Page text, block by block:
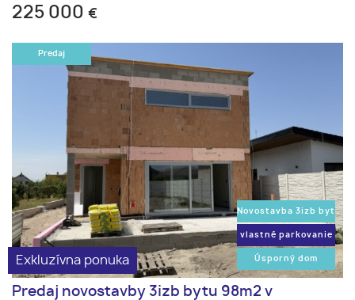
225 000 €
Exkluzívna ponuka
Predaj
Novostavba 3izb byt
vlastné parkovanie
Úsporný dom
Predaj novostavby 3izb bytu 98m2 v